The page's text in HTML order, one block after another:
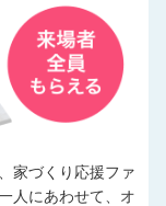
家づくり応援ファ
人にあわせて、オ